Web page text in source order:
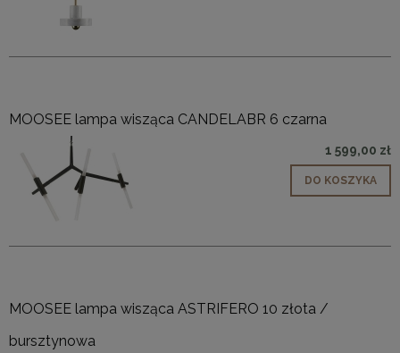
MOOSEE lampa wisząca CANDELABR 6 czarna
1 599,00 zł
DO KOSZYKA
MOOSEE lampa wisząca ASTRIFERO 10 złota /
bursztynowa